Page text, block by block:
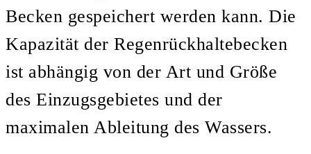
Becken gespeichert werden kann. Die
Kapazität der Regenrückhaltebecken
ist abhängig von der Art und Größe
des Einzugsgebietes und der
maximalen Ableitung des Wassers.